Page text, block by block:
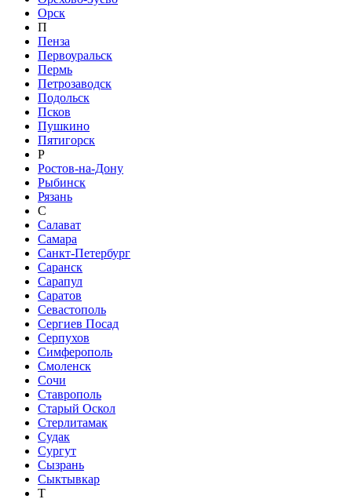
Орск
П
Пенза
Первоуральск
Пермь
Петрозаводск
Подольск
Псков
Пушкино
Пятигорск
Р
Ростов-на-Дону
Рыбинск
Рязань
С
Салават
Самара
Санкт-Петербург
Саранск
Сарапул
Саратов
Севастополь
Сергиев Посад
Серпухов
Симферополь
Смоленск
Сочи
Ставрополь
Старый Оскол
Стерлитамак
Судак
Сургут
Сызрань
Сыктывкар
Т